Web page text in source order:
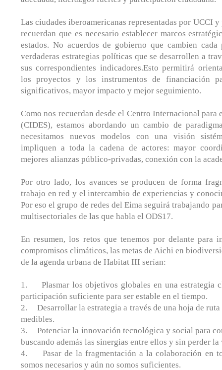
Las ciudades iberoamericanas representadas por UCCI
recuerdan que es necesario establecer marcos
estados. No acuerdos de gobierno que cambien
verdaderas estrategias políticas que se desarrollen a
sus correspondientes indicadores.Esto permitirá
los proyectos y los instrumentos de financiación
significativos, mayor impacto y mejor seguimiento.
Como nos recuerdan desde el Centro Internacional para
(CIDES), estamos abordando un cambio de
necesitamos nuevos modelos con una visión
impliquen a toda la cadena de actores: mayor
mejores alianzas público-privadas, conexión con la
Por otro lado, los avances se producen de forma
trabajo en red y el intercambio de experiencias y
Por eso el grupo de redes del Eima seguirá trabajando
multisectoriales de las que habla el ODS17.
En resumen, los retos que tenemos por delante para
compromisos climáticos, las metas de Aichi en
de la agenda urbana de Habitat III serían:
1. Plasmar los objetivos globales en una estrategia
participación suficiente para ser estable en el tiempo.
2. Desarrollar la estrategia a través de una hoja de
medibles.
3. Potenciar la innovación tecnológica y social para
buscando además las sinergias entre ellos y sin perder
4. Pasar de la fragmentación a la colaboración en
somos necesarios y aún no somos suficientes.